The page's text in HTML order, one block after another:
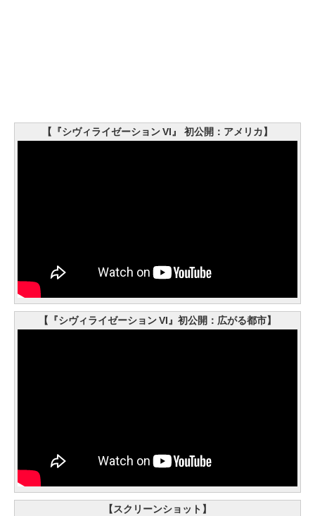
【『シヴィライゼーション VI』 初公開：アメリカ】
【『シヴィライゼーション VI』初公開：広がる都市】
【スクリーンショット】